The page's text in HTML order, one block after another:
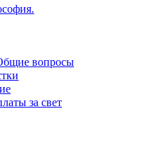
вопросы
за свет